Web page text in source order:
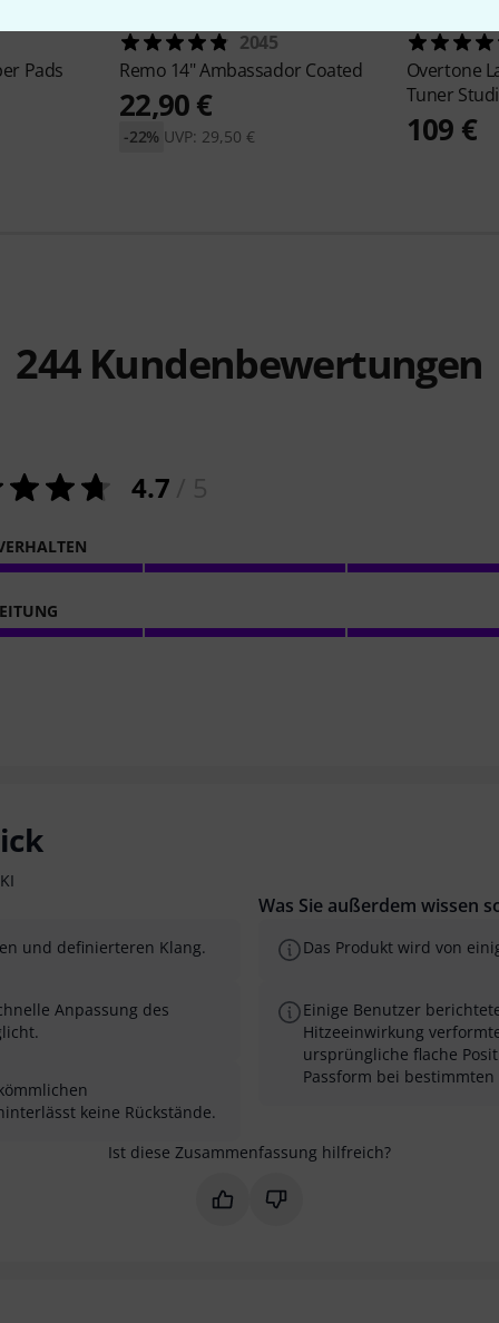
Pads
2045
Remo 14" Ambassador Coated
22,90 €
UVP: 29,50 €
-22%
Overtone
Tuner
109 €
244Kundenbewertungen
4.7
und definierteren Klang.
Anpassung des
keine Rückstände.
Was Sie außerdem wissen
Das Produkt wird von
Einige Benutzer
Hitzeeinwirkung
ursprüngliche flache
Passform bei
Ist diese Zusammenfassung hilfreich?
Markieren Sie diese
Markieren Sie diese